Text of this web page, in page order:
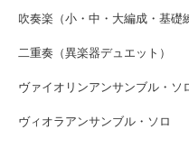
吹奏楽（小・中・大編成・基礎
二重奏（異楽器デュエット）
ヴァイオリンアンサンブル・ソ
ヴィオラアンサンブル・ソロ